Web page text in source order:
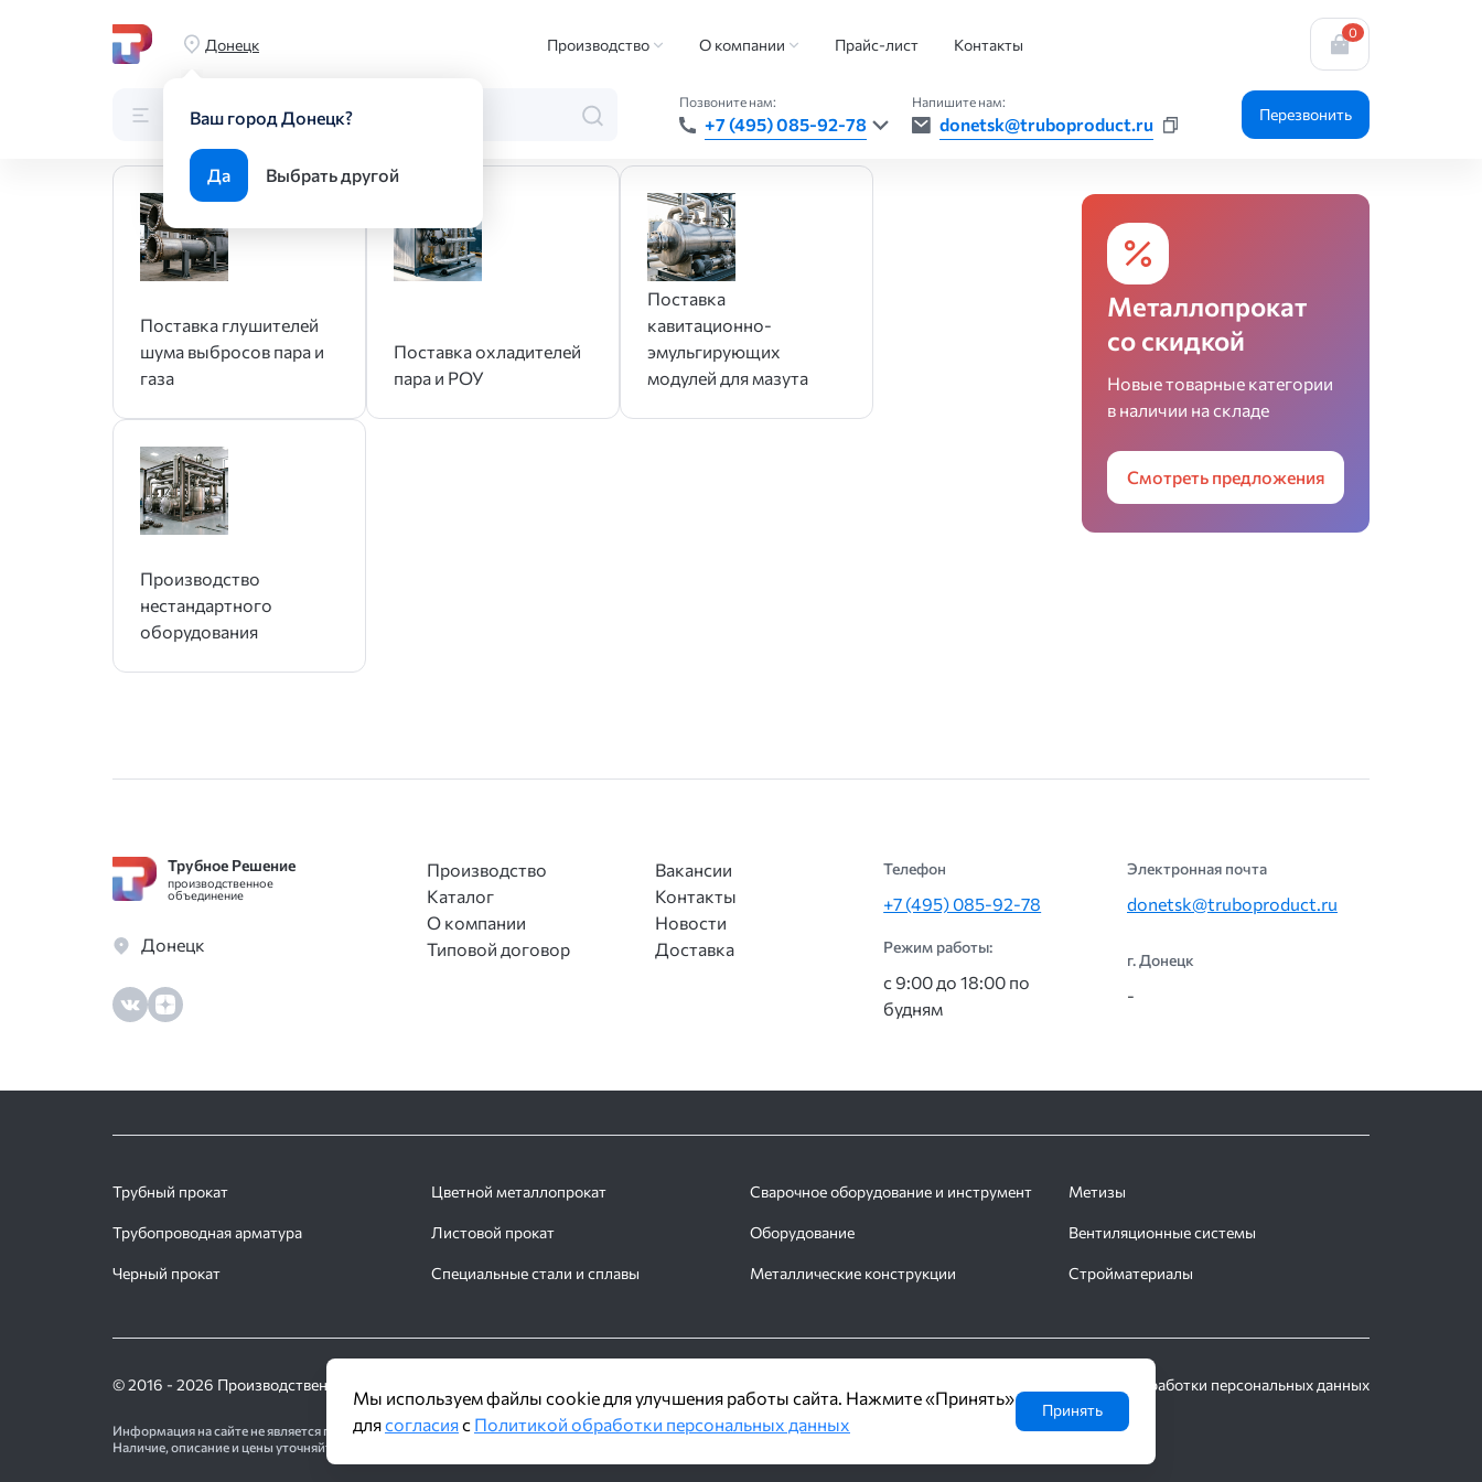
Донецк
Ваш город Донецк?
Да Выбрать другой
Производство О компании Прайс-лист Контакты
0
Каталог Поиск по каталогу
Позвоните нам:
+7 (495) 085-92-78
Напишите нам:
donetsk@truboproduct.ru Перезвонить
Главная Производство
Поставка глушителей
шума выбросов пара и
газа
Поставка охладителей
пара и РОУ
Поставка
кавитационно-
эмульгирующих
модулей для мазута
Производство
нестандартного
оборудования
Металлопрокат
со скидкой
Новые товарные категории
в наличии на складе
Смотреть предложения
Трубное Решение
производственное
объединение
Донецк
Производство
Каталог
О компании
Типовой договор
Вакансии
Контакты
Новости
Доставка
Телефон
+7 (495) 085-92-78
Режим работы:
с 9:00 до 18:00 по
будням
Электронная почта
donetsk@truboproduct.ru
г. Донецк
-
Трубный прокат
Трубопроводная арматура
Черный прокат
Цветной металлопрокат
Листовой прокат
Специальные стали и сплавы
Сварочное оборудование и инструмент
Оборудование
Металлические конструкции
Метизы
Вентиляционные системы
Стройматериалы
© 2016 - 2026 Производственное объединение «Трубное Решение» Политика обработки персональных данных
Информация на сайте не является публичной офертой и носит ознакомительный характер.
Наличие, описание и цены уточняйте у менеджеров по телефону или в заявке.
Мы используем файлы cookie для улучшения работы сайта. Нажмите «Принять»
длясогласияс Политикой обработки персональных данных
Принять